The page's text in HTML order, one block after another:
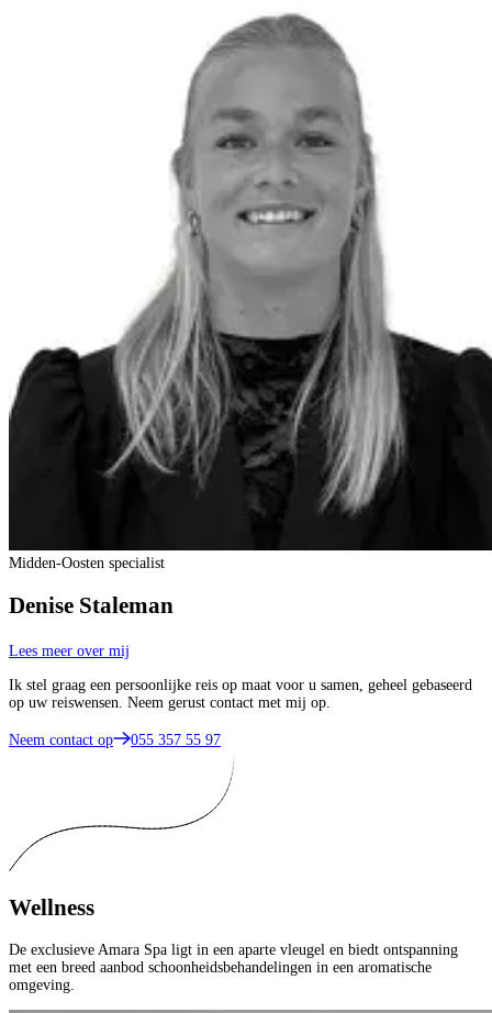
Midden-Oosten specialist
Denise Staleman
Lees meer over mij
Ik stel graag een persoonlijke reis op maat voor u samen, geheel gebaseerd
op uw reiswensen. Neem gerust contact met mij op.
Neem contact op 055 357 55 97
Wellness
De exclusieve Amara Spa ligt in een aparte vleugel en biedt ontspanning
met een breed aanbod schoonheidsbehandelingen in een aromatische
omgeving.